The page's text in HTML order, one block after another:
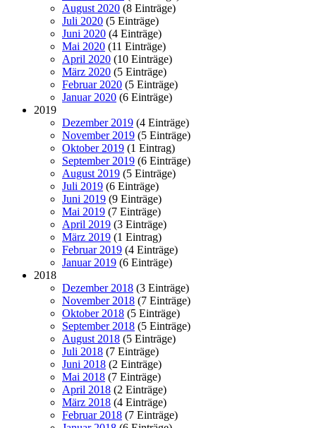
August 2020 (8 Einträge)
Juli 2020 (5 Einträge)
Juni 2020 (4 Einträge)
Mai 2020 (11 Einträge)
April 2020 (10 Einträge)
März 2020 (5 Einträge)
Februar 2020 (5 Einträge)
Januar 2020 (6 Einträge)
2019
Dezember 2019 (4 Einträge)
November 2019 (5 Einträge)
Oktober 2019 (1 Eintrag)
September 2019 (6 Einträge)
August 2019 (5 Einträge)
Juli 2019 (6 Einträge)
Juni 2019 (9 Einträge)
Mai 2019 (7 Einträge)
April 2019 (3 Einträge)
März 2019 (1 Eintrag)
Februar 2019 (4 Einträge)
Januar 2019 (6 Einträge)
2018
Dezember 2018 (3 Einträge)
November 2018 (7 Einträge)
Oktober 2018 (5 Einträge)
September 2018 (5 Einträge)
August 2018 (5 Einträge)
Juli 2018 (7 Einträge)
Juni 2018 (2 Einträge)
Mai 2018 (7 Einträge)
April 2018 (2 Einträge)
März 2018 (4 Einträge)
Februar 2018 (7 Einträge)